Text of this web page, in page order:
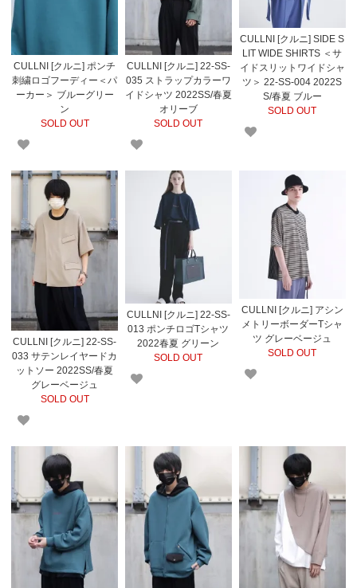
CULLNI [クルニ] ポンチ
刺繍ロゴフーディー＜パ
ーカー＞ ブルーグリー
ン
SOLD OUT
CULLNI [クルニ] 22-SS-
035 ストラップカラーワ
イドシャツ 2022SS/春夏
オリーブ
SOLD OUT
CULLNI [クルニ] SIDE S
LIT WIDE SHIRTS ＜サ
イドスリットワイドシャ
ツ＞ 22-SS-004 2022S
S/春夏 ブルー
SOLD OUT
CULLNI [クルニ] 22-SS-
033 サテンレイヤードカ
ットソー 2022SS/春夏
グレーベージュ
SOLD OUT
CULLNI [クルニ] 22-SS-
013 ポンチロゴTシャツ
2022春夏 グリーン
SOLD OUT
CULLNI [クルニ] アシン
メトリーボーダーTシャ
ツ グレーベージュ
SOLD OUT